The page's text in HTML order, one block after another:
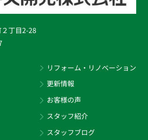
丁目2-28
リフォーム・リノベーション
更新情報
お客様の声
スタッフ紹介
スタッフブログ